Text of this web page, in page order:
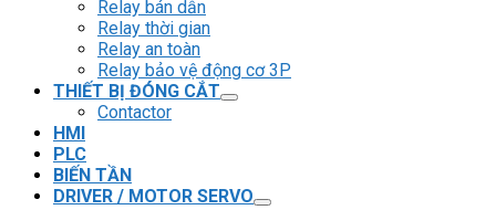
Relay bán dẫn
Relay thời gian
Relay an toàn
Relay bảo vệ động cơ 3P
THIẾT BỊ ĐÓNG CẮT
Contactor
HMI
PLC
BIẾN TẦN
DRIVER / MOTOR SERVO